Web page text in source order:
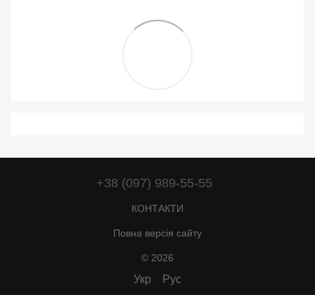
+38 (097) 989-55-55
КОНТАКТИ
Повна версія сайту
© 2026
Укр Рус